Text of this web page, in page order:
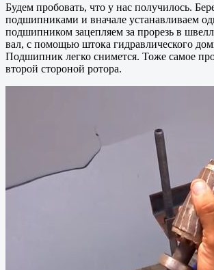
Будем пробовать, что у нас получилось.
подшипниками и вначале устанавливаем
подшипником зацепляем за прорезь в
вал, с помощью штока гидравлического
Подшипник легко снимется. Тоже самое
второй стороной ротора.